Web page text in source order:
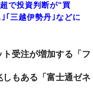
で投資判断が“買
｢三越伊勢丹｣などに
受注が増加する「フ
もある「富士通ゼネ